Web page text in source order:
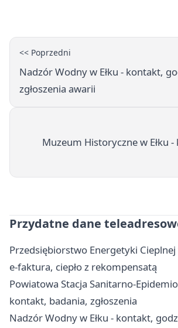
<< Poprzedni
Nadzór Wodny w Ełku - kontakt,
zgłoszenia awarii
Muzeum Historyczne w Ełku
Przydatne dane
Przedsiębiorstwo Energetyki Cieplnej
e-faktura, ciepło z rekompensatą
Powiatowa Stacja Sanitarno-
kontakt, badania, zgłoszenia
Nadzór Wodny w Ełku - kontakt,